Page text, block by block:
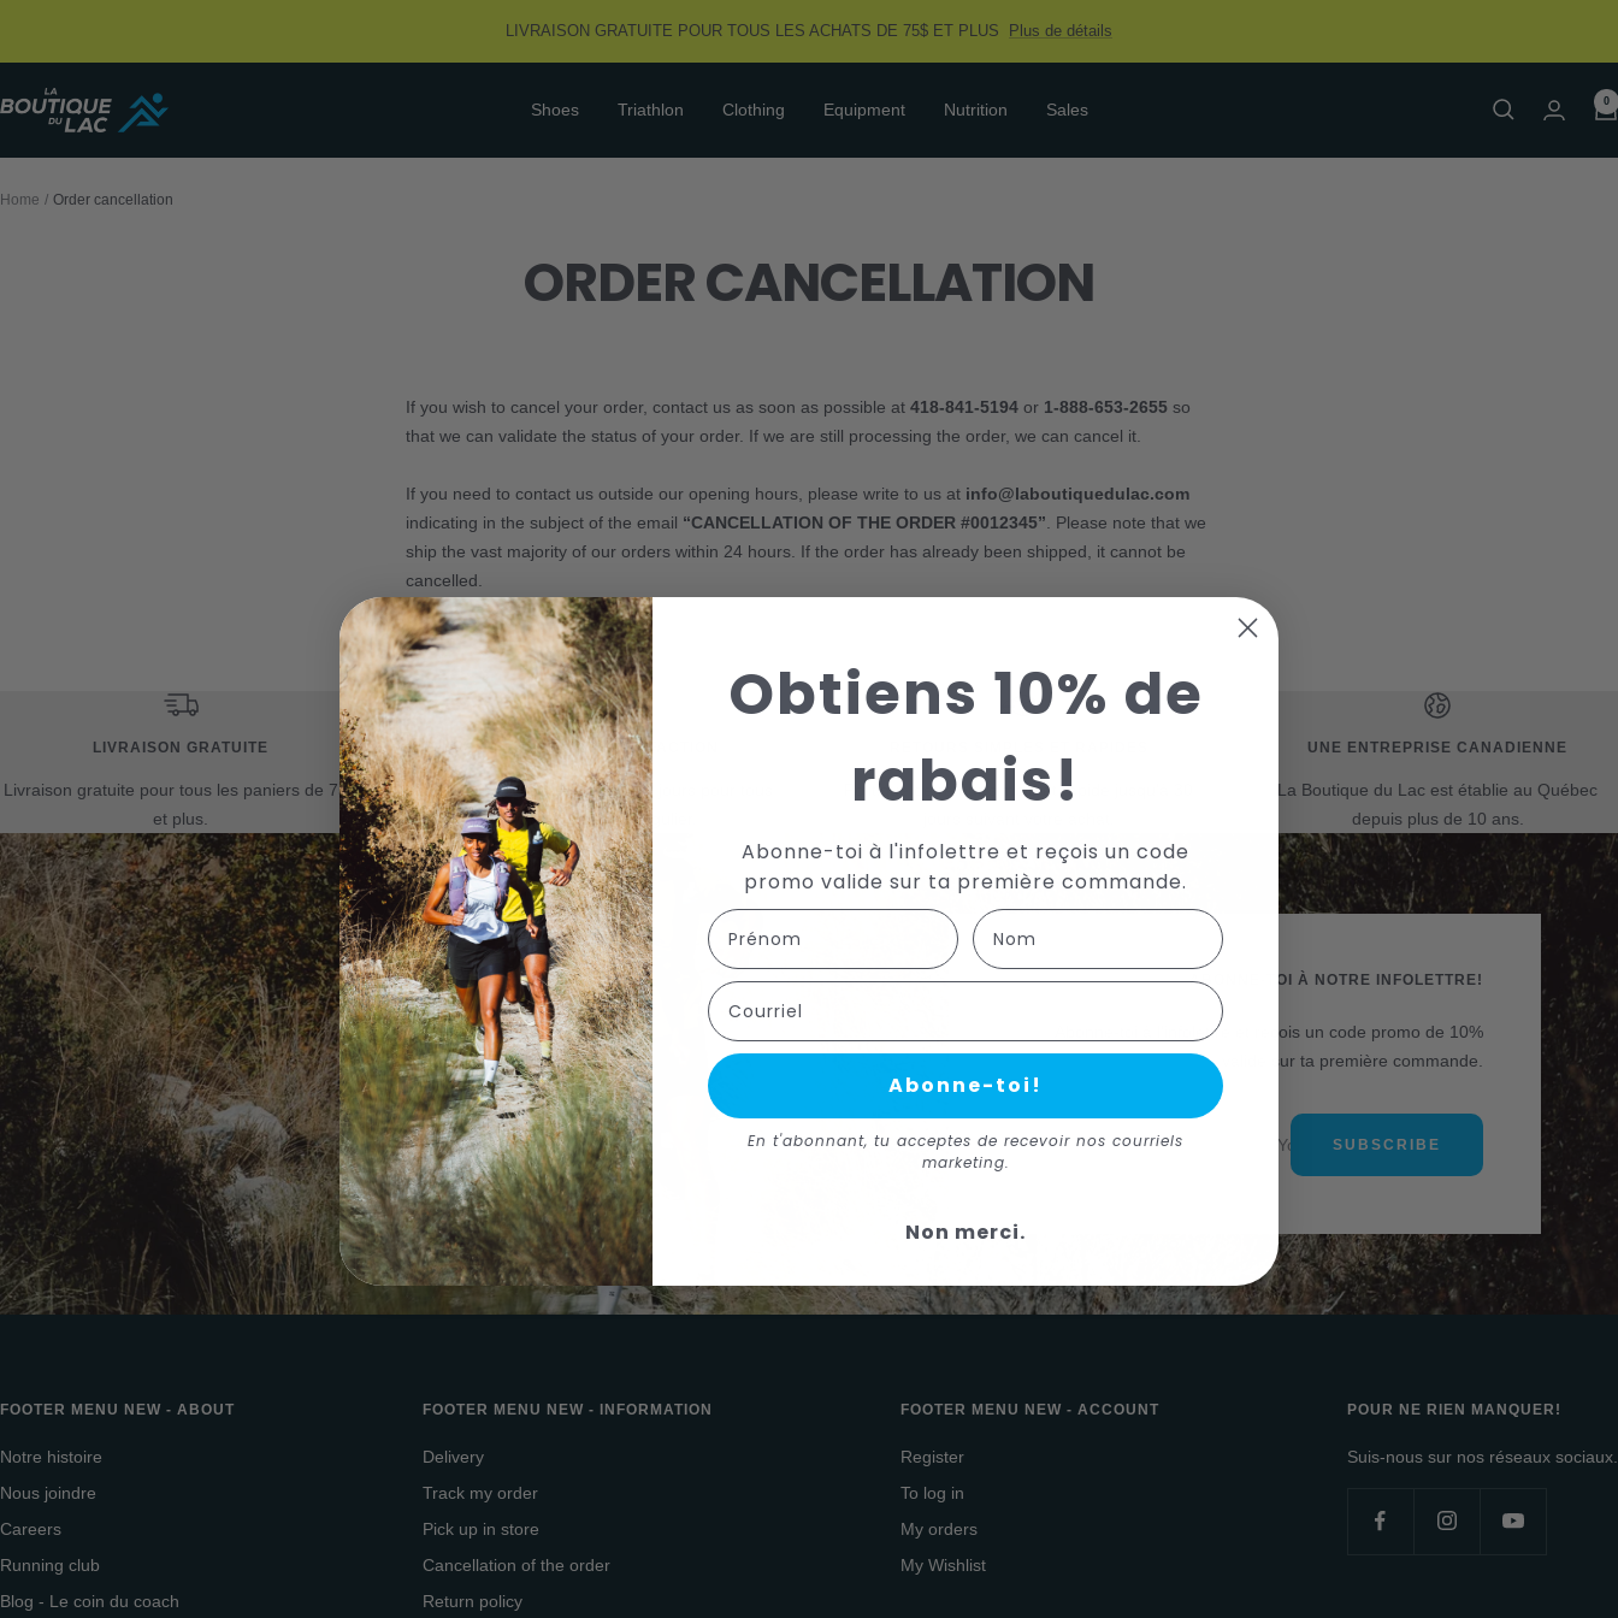
LIVRAISON GRATUITE POUR TOUS LES ACHATS DE 75$ ET PLUS Plus de détails
Shoes Triathlon Clothing Equipment Nutrition Sales
La
Boutique
du
0
Home Order cancellation
ORDER CANCELLATION
If you wish to cancel your order, contact us as soon as possible at 418-841-5194 or 1-888-653-2655 so
that we can validate the status of your order. If we are still processing the order, we can cancel it.
If you need to contact us outside our opening hours, please write to us at info@laboutiquedulac.com
indicating in the subject of the email “CANCELLATION OF THE ORDER #0012345” . Please note that we
ship the vast majority of our orders within 24 hours. If the order has already been shipped, it cannot be
cancelled.
LIVRAISON GRATUITE
Livraison gratuite pour tous les paniers de 75$
et plus.
POLITIQUE DE SATISFACTION
Politique de satisfaction de 30 jours pour tous
les articles à prix régulier.
Politique de retour simple et rapide jusqu'à 30
UNE ENTREPRISE CANADIENNE
La Boutique du Lac est établie au Québec
depuis plus de 10 ans.
ABONNE-TOI À NOTRE INFOLETTRE!
Abonne-toi à l'infolettre et reçois un code promo de 10%
valide sur ta première commande.
Your e-mailSUBSCRIBE
FOOTER MENU NEW - ABOUT
Notre histoire
Nous joindre
Careers
Running club
Blog - Le coin du coach
FOOTER MENU NEW - INFORMATION
Delivery
Track my order
Pick up in store
Cancellation of the order
Return policy
FOOTER MENU NEW - ACCOUNT
Register
To log in
My orders
My Wishlist
POUR NE RIEN MANQUER!
Suis-nous sur nos réseaux sociaux.
Obtiens 10% de
rabais!
Abonne-toi à l'infolettre et reçois un code
promo valide sur ta première commande.
First Name Last name
Courriel
Abonne-toi!
En t'abonnant, tu acceptes de recevoir nos courriels
marketing.
Non merci.